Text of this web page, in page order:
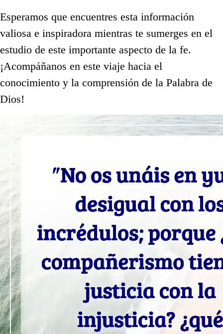
Esperamos que encuentres esta información
valiosa e inspiradora mientras te sumerges en el
estudio de este importante aspecto de la fe.
¡Acompáñanos en este viaje hacia el
conocimiento y la comprensión de la Palabra de
Dios!